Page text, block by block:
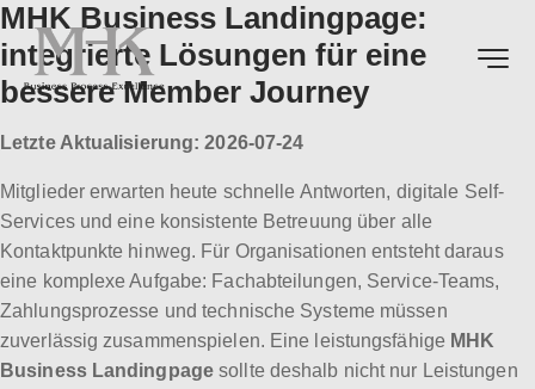
MHK Business Landingpage:
integrierte Lösungen für eine
bessere Member Journey
Letzte Aktualisierung: 2026-07-24
Mitglieder erwarten heute schnelle Antworten, digitale Self-
Services und eine konsistente Betreuung über alle
Kontaktpunkte hinweg. Für Organisationen entsteht daraus
eine komplexe Aufgabe: Fachabteilungen, Service-Teams,
Zahlungsprozesse und technische Systeme müssen
zuverlässig zusammenspielen. Eine leistungsfähige MHK
Business Landingpage sollte deshalb nicht nur Leistungen